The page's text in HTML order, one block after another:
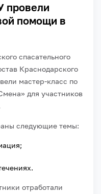
провели
помощи в
спасательного
Краснодарского
мастер-класс по
для участников
следующие темы:
отработали